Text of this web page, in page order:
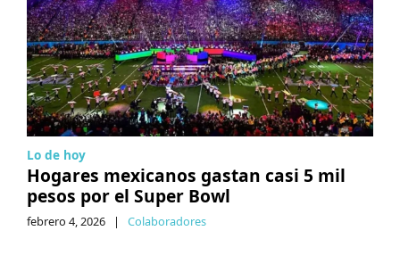
Lo de hoy
Hogares mexicanos gastan casi 5 mil
pesos por el Super Bowl
febrero 4, 2026 | Colaboradores